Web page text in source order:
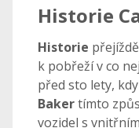
Historie
Historie
k pobřeží v co
před sto lety, kdy
Bakertímto
vozidel s